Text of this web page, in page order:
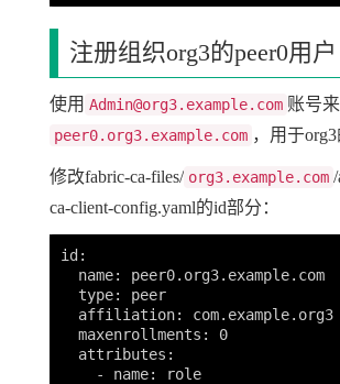
注册组织org3的peer0用户
使用 Admin@org3.example.com 账号
peer0.org3.example.com ，用于org3
修改fabric-ca-files/ org3.example.com
ca-client-config.yaml的id部分：
id:
  name: peer0.org3.example.com
  type: peer
  affiliation: com.example.org3
  maxenrollments: 0
  attributes:
    - name: role